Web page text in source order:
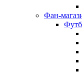
Фан-